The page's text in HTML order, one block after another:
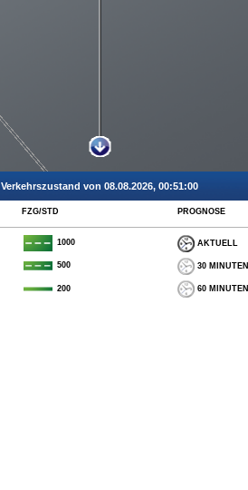
Verkehrszustand von 08.08.2026, 00:51:00
FZG/STD PROGNOSE
1000 AKTUELL
500 30 MINUTEN
200 60 MINUTEN